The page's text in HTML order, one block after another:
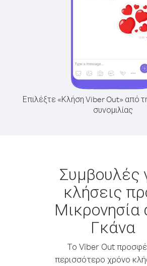
Επιλέξτε «Κλήση Viber Out» από
συνομιλίας
Συμβουλές
κλήσεις
Μικρονησία
Γκάνα
Το Viber Out
περισσότερο χρόνο